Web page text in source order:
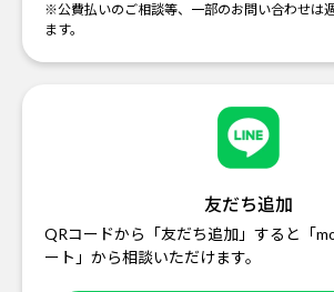
※公費払いのご相談等、一部のお問い合わせは
ます。
友だち追加
QRコードから「友だち追加」すると「
ート」から相談いただけます。